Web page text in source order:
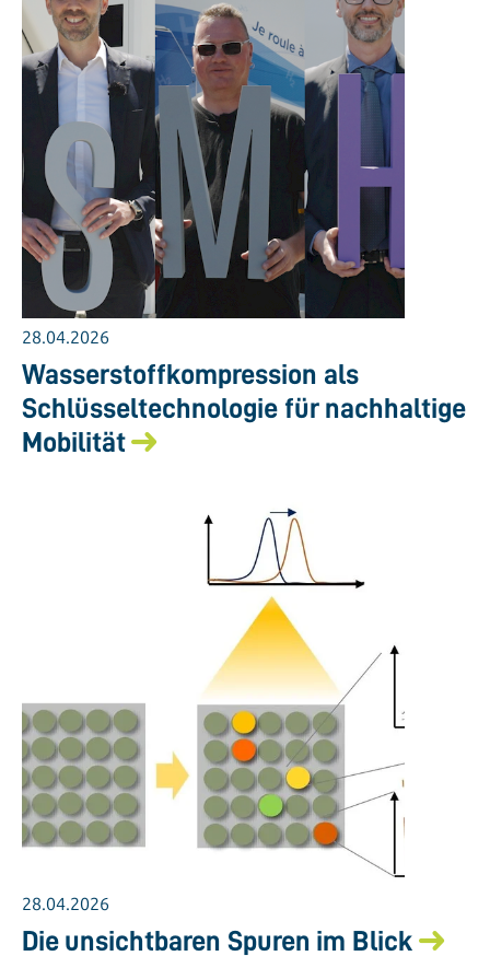
28.04.2026
Wasserstoffkompression als
Schlüsseltechnologie für nachhaltige
Mobilität
28.04.2026
Die unsichtbaren Spuren im Blick